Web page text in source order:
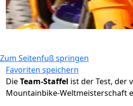
Zum Seitenfuß springen
Favoriten speichern
DieTeam-Staffel ist der Test, der
Mountainbike-Weltmeisterschaft